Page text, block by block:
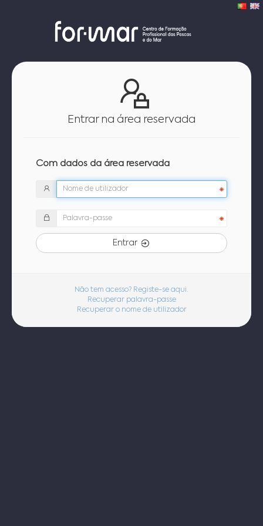
Entrar na área reservada
Com dados da área reservada
Entrar
Não tem acesso? Registe-se aqui.
Recuperar palavra-passe
Recuperar o nome de utilizador